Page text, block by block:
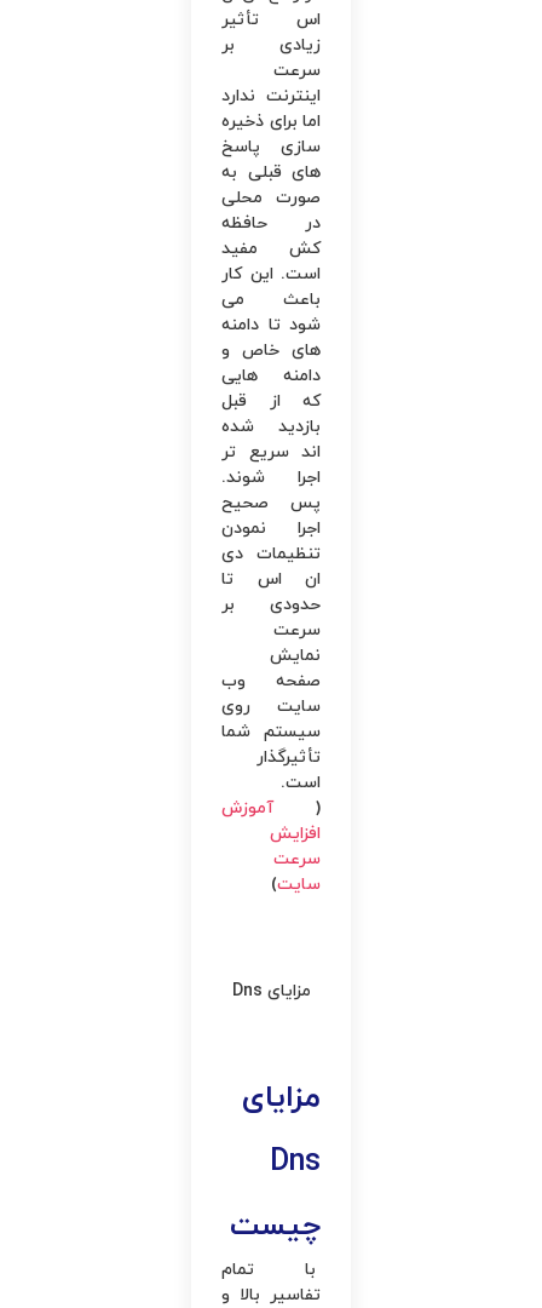
اس تأثیر
زیادی بر
سرعت
اینترنت ندارد
اما برای ذخیره
سازی پاسخ‌
های قبلی به
‌صورت محلی
در حافظه
کش مفید
است. این کار
باعث می
‌شود تا دامنه
‌های خاص و
دامنه ‌هایی
که از قبل
بازدید شده
‌اند سریع ‌تر
اجرا شوند.
پس صحیح
اجرا نمودن
تنظیمات دی
ان اس تا
حدودی بر
سرعت
نمایش
صفحه وب
‌سایت روی
سیستم شما
تأثیرگذار
است.
(آموزش
افزایش
سرعت
سایت)
مزایای Dns
مزایای
Dns
چیست
با تمام
تفاسیر بالا و